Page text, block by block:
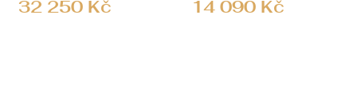
32 250 Kč 14 090 Kč